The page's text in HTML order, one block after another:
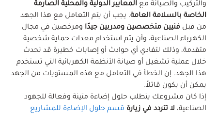
والتركيب والصيانة مع المعايير الدولية والمحلية الصارمة
الخاصة بالسلامة العامة. يجب أن يتم التعامل مع هذا الجهد
من قبل فنيين متخصصين ومدربين جيدًا ومرخصين في مجال
الكهرباء الصناعية، وأن يتم استخدام معدات حماية شخصية
متقدمة، وذلك لتفادي أي حوادث أو إصابات خطيرة قد تحدث
خلال عملية تشغيل أو صيانة الأنظمة الكهربائية التي تستخدم
هذا الجهد. إن الخطأ في التعامل مع هذه المستويات من الجهد
يمكن أن يكون قاتلاً.
إذا كان مشروعك يتطلب حلول إضاءة متينة وفعالة للجهود
الصناعية، لا تتردد في زيارة قسم حلول الإضاءة للمشاريع